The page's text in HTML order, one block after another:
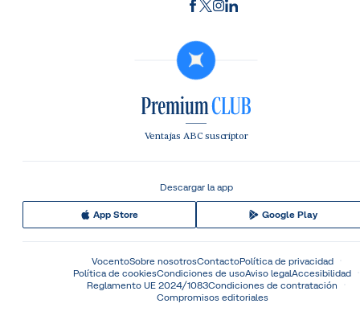
Ventajas ABC suscriptor
Descargar la app
App Store Google Play
VocentoSobre nosotrosContactoPolítica de privacidad
Política de cookiesCondiciones de usoAviso legalAccesibilidad
Reglamento UE 2024/1083Condiciones de contratación
Compromisos editoriales